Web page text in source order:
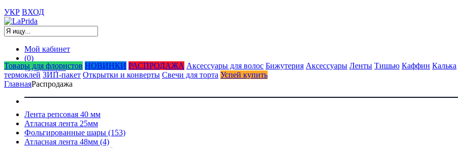
УКР ВХОД
Мой кабинет
(0)
(0) 0,00грн.
Товары для флористов НОВИНКИ РАСПРОДАЖА Аксессуары для волос Бижутерия Аксессуары Ленты Тишью Каффин Калька
термоклей ЗИП-пакет Открытки и конверты Свечи для торта Успей купить
ГлавнаяРаспродажа
Лента репсовая 40 мм
Атласная лента 25мм
Фольгированные шары (153)
Атласная лента 48мм (4)